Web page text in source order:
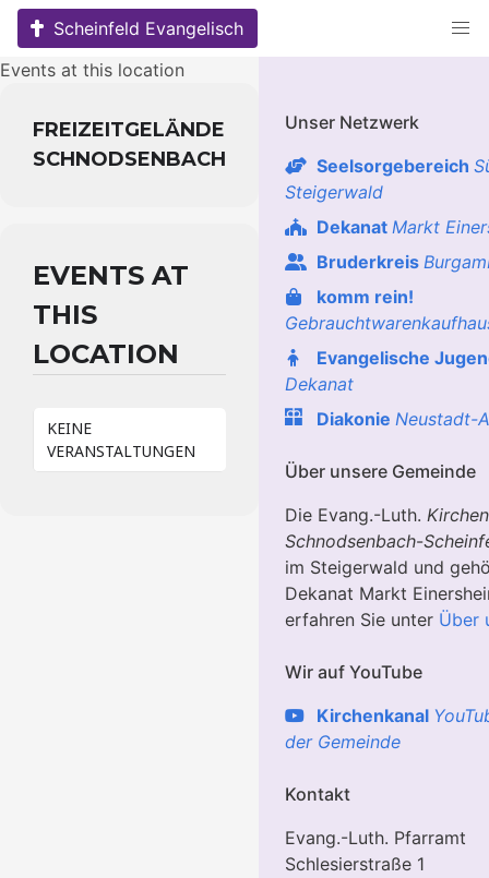
Skip
content
Scheinfeld Evangelisch
Events at this location
FREIZEITGELÄNDE
SCHNODSENBACH
EVENTS AT
THIS
LOCATION
KEINE
VERANSTALTUNGEN
Unser Netzwerk
Seelsorgebereich
Steigerwald
Dekanat Markt
Bruderkreis
komm rein!
Evangelische
Dekanat
Diakonie Neustadt-
Über unsere Gemeinde
Die Evang.-Luth.
Schnodsenbach-
im Steigerwald und
Dekanat Markt
erfahren Sie unter Über
Wir auf YouTube
Kirchenkanal
der Gemeinde
Kontakt
Evang.-Luth. Pfarramt
Schlesierstraße 1